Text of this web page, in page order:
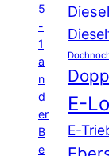
5
-
1
a
n
d
er
B
e
E-
E-